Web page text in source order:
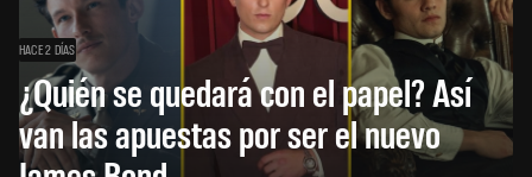
HACE 2 DÍAS
¿Quién se quedará con el papel? Así
van las apuestas por ser el nuevo